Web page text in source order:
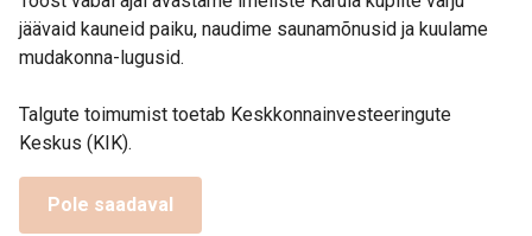
jäävaid kauneid paiku, naudime saunamõnusid ja kuulame
mudakonna-lugusid.
Talgute toimumist toetab Keskkonnainvesteeringute
Keskus (KIK).
Pole saadaval